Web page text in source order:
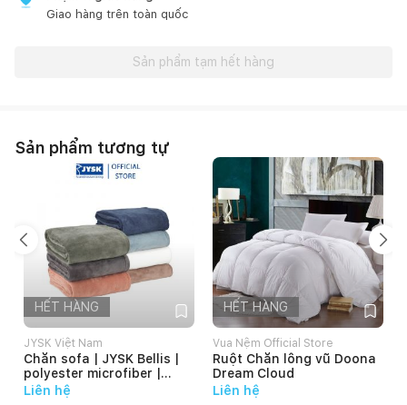
Giao hàng trên toàn quốc
Sản phẩm tạm hết hàng
Sản phẩm tương tự
HẾT HÀNG
JYSK Việt Nam
Chăn sofa | JYSK Bellis |
polyester microfiber |
140x200cm
Liên hệ
HẾT HÀNG
Vua Nệm Official Store
Ruột Chăn lông vũ Doona
Dream Cloud
Liên hệ